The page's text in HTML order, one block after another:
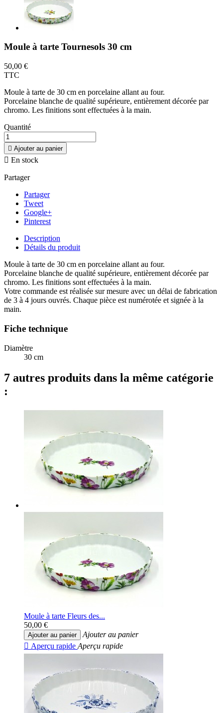
Moule à tarte Tournesols 30 cm
50,00 €
TTC
Moule à tarte de 30 cm en porcelaine allant au four.
Porcelaine blanche de qualité supérieure, entièrement décorée par
chromo. Les finitions sont effectuées à la main.
Quantité
 Ajouter au panier
 En stock
Partager
Partager
Tweet
Google+
Pinterest
Description
Détails du produit
Moule à tarte de 30 cm en porcelaine allant au four.
Porcelaine blanche de qualité supérieure, entièrement décorée par
chromo. Les finitions sont effectuées à la main.
Votre commande est réalisée sur mesure avec un délai de fabrication
de 3 à 4 jours ouvrés. Chaque pièce est numérotée et signée à la
main.
Fiche technique
Diamètre
30 cm
7 autres produits dans la même catégorie
:
Moule à tarte Fleurs des...
50,00 €
Ajouter au panier
Ajouter au panier
 Aperçu rapide Aperçu rapide